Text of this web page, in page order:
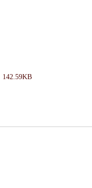
142.59KB